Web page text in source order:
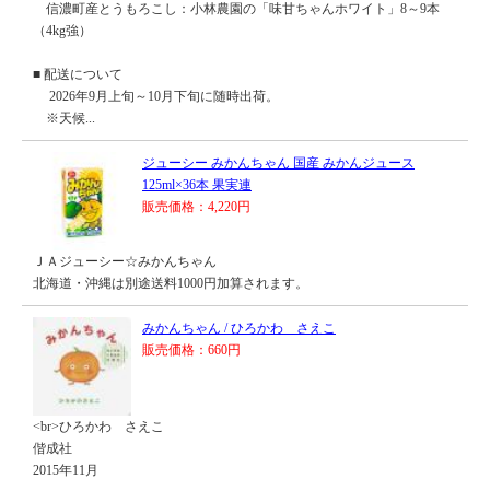
信濃町産とうもろこし：小林農園の「味甘ちゃんホワイト」8～9本
（4kg強）
■ 配送について
2026年9月上旬～10月下旬に随時出荷。
※天候...
ジューシー みかんちゃん 国産 みかんジュース
125ml×36本 果実連
販売価格：4,220円
ＪＡジューシー☆みかんちゃん
北海道・沖縄は別途送料1000円加算されます。
みかんちゃん / ひろかわ さえこ
販売価格：660円
<br>ひろかわ さえこ
偕成社
2015年11月